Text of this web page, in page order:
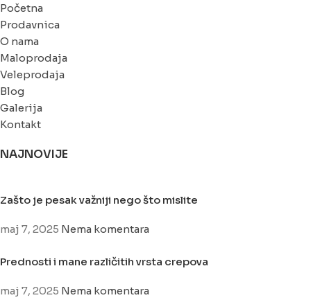
Početna
Prodavnica
O nama
Maloprodaja
Veleprodaja
Blog
Galerija
Kontakt
NAJNOVIJE
Zašto je pesak važniji nego što mislite
maj 7, 2025 Nema komentara
Prednosti i mane različitih vrsta crepova
maj 7, 2025 Nema komentara